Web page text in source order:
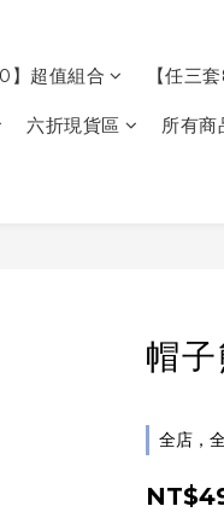
】超值組合 【任三
六折現貨區 所有商
帽
全店，